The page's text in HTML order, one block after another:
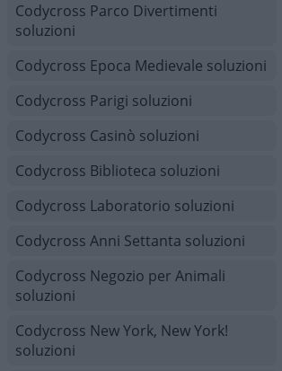
Codycross Parco Divertimenti
soluzioni
Codycross Epoca Medievale soluzioni
Codycross Parigi soluzioni
Codycross Casinò soluzioni
Codycross Biblioteca soluzioni
Codycross Laboratorio soluzioni
Codycross Anni Settanta soluzioni
Codycross Negozio per Animali
soluzioni
Codycross New York, New York!
soluzioni